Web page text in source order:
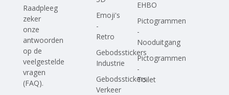
Raadpleeg
zeker
onze
antwoorden
op de
veelgestelde
vragen
(FAQ).
Emoji's
-
Retro
Gebodsstickers
Industrie
Gebodsstickers
Verkeer
EHBO
Pictogrammen
-
Nooduitgang
Pictogrammen
-
Toilet